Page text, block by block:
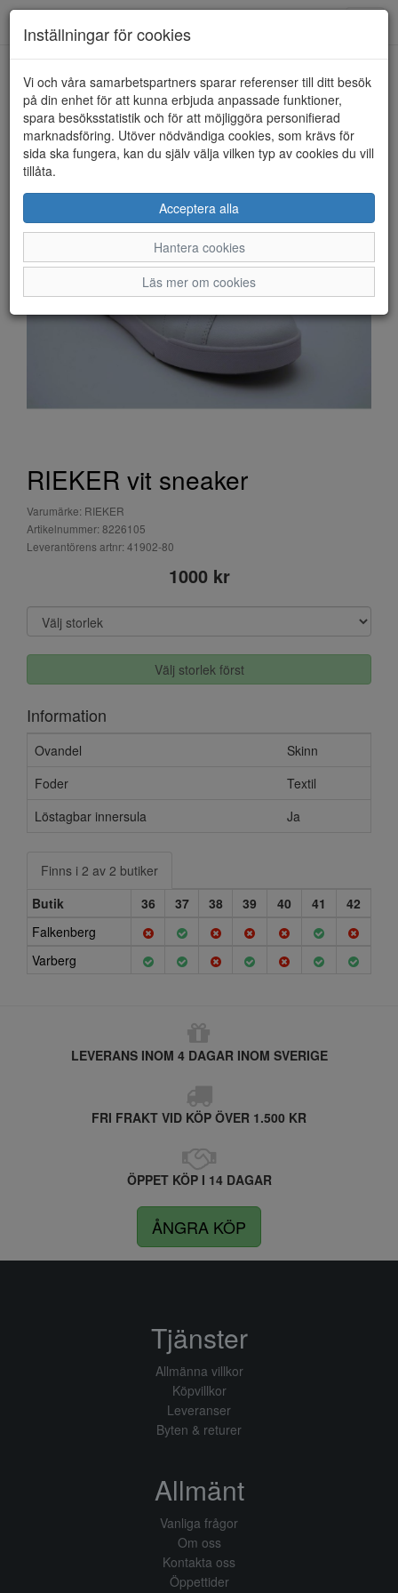
HEM RIEKER
RIEKER vit sneaker
Varumärke: RIEKER
Artikelnummer: 8226105
Leverantörens artnr: 41902-80
1000 kr
Välj storlek först
Information
Ovandel
Skinn
Foder
Textil
Löstagbar innersula
Ja
Finns i 2 av 2 butiker
Butik
36 37 38 39 40 41
42
Falkenberg
Varberg
LEVERANS INOM 4 DAGAR INOM SVERIGE
FRI FRAKT VID KÖP ÖVER 1.500 KR
ÖPPET KÖP I 14 DAGAR
ÅNGRA KÖP
Inställningar för cookies
Vi och våra samarbetspartners sparar referenser till ditt besök
på din enhet för att kunna erbjuda anpassade funktioner,
spara besöksstatistik och för att möjliggöra personifierad
marknadsföring. Utöver nödvändiga cookies, som krävs för
sida ska fungera, kan du själv välja vilken typ av cookies du vill
tillåta.
Acceptera alla
Hantera cookies
Läs mer om cookies
Tjänster
Allmänna villkor
Köpvillkor
Leveranser
Byten & returer
Allmänt
Vanliga frågor
Om oss
Kontakta oss
Öppettider